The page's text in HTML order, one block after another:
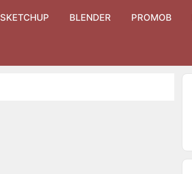
SKETCHUP BLENDER PROMOB